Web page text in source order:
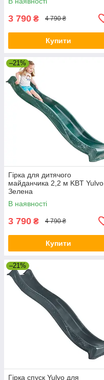
3 790 ₴ 4 790 ₴
Купити
–21%
Гірка для дитячого
майданчика 2,2 м KBT Yulvo
Зелена
В наявності
3 790 ₴ 4 790 ₴
Купити
–21%
Гірка спуск Yulvo для